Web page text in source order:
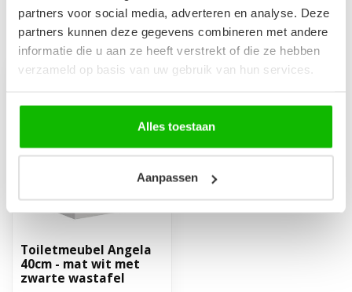
partners voor social media, adverteren en analyse. Deze
partners kunnen deze gegevens combineren met andere
informatie die u aan ze heeft verstrekt of die ze hebben
verzameld op basis van uw gebruik van hun services.
Alles toestaan
Aanpassen
Recent bekeken
Toiletmeubel Angela
40cm - mat wit met
zwarte wastafel